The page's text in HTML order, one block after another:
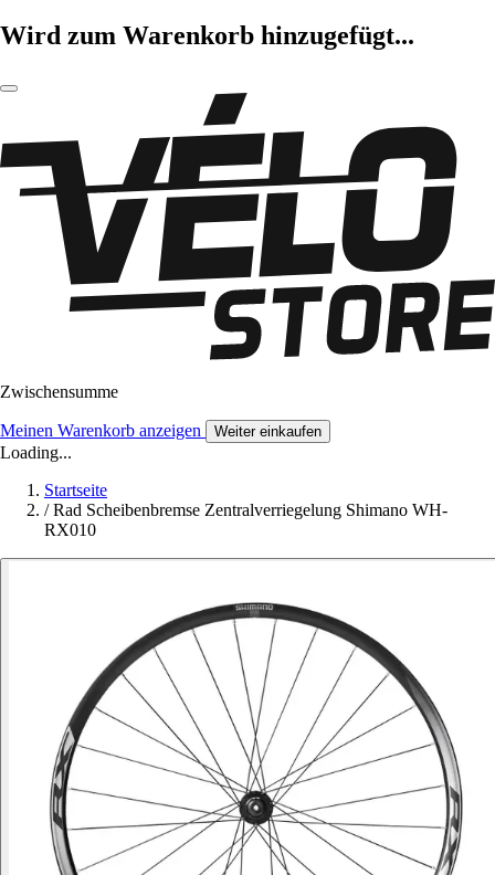
Wird zum Warenkorb hinzugefügt...
Zwischensumme
Meinen Warenkorb anzeigen Weiter einkaufen
Loading...
Startseite
/ Rad Scheibenbremse Zentralverriegelung Shimano WH-
RX010